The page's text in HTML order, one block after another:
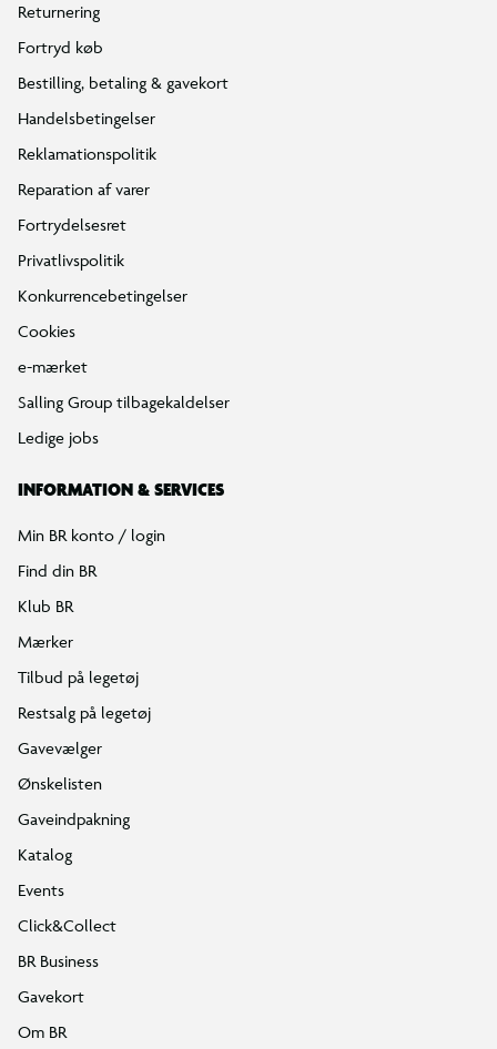
Returnering
Fortryd køb
Bestilling, betaling & gavekort
Handelsbetingelser
Reklamationspolitik
Reparation af varer
Fortrydelsesret
Privatlivspolitik
Konkurrencebetingelser
Cookies
e-mærket
Salling Group tilbagekaldelser
Ledige jobs
INFORMATION & SERVICES
Min BR konto / login
Find din BR
Klub BR
Mærker
Tilbud på legetøj
Restsalg på legetøj
Gavevælger
Ønskelisten
Gaveindpakning
Katalog
Events
Click&Collect
BR Business
Gavekort
Om BR